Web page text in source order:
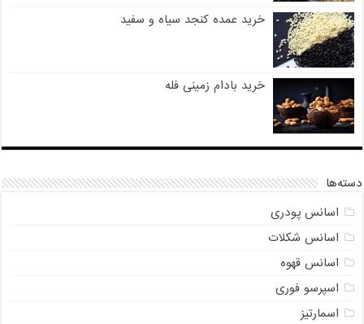
خرید عمده کنجد سیاه و سفید
خرید بادام زمینی فله
دسته‌ها
اسانس پودری
اسانس شکلات
اسانس قهوه
اسپرسو فوری
اسمارتیز